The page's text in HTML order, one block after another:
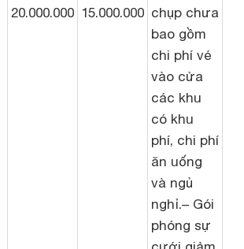
20.000.000 15.000.000 chụp chưa
bao gồm
chi phí vé
vào cửa
các khu
có khu
phí, chi phí
ăn uống
và ngủ
nghỉ.– Gói
phóng sự